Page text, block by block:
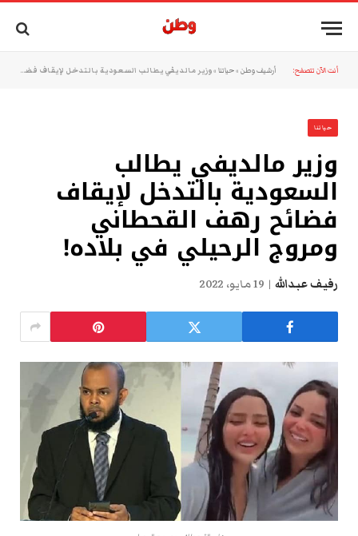
أنت الآن تتصفح: أرشيف وطن »حياتنا »وزير مالديفي يطالب السعودية بالتدخل لإيقاف فضائح رهف القحطاني ومروج الرحيلي في بلاده!
حياتنا
وزير مالديفي يطالب
السعودية بالتدخل لإيقاف
فضائح رهف القحطاني
ومروج الرحيلي في بلاده!
رفيف عبدالله 19 مايو، 2022